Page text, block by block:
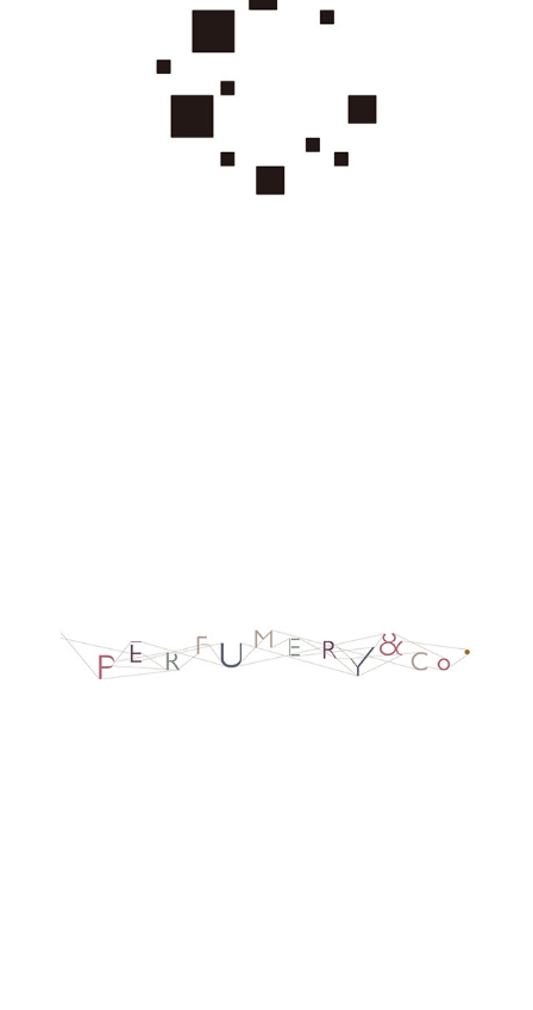
CREATERSBLOCK2015 (ARCHIVE)
PERFUMERY.CO (ARCHIVE)
2020